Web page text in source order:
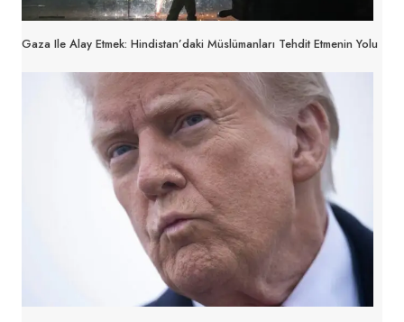
Gaza Ile Alay Etmek: Hindistan’daki Müslümanları Tehdit Etmenin Yolu